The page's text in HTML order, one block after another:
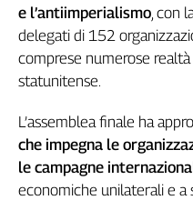
e l’antiimperialismo , con
delegati di 152
comprese numerose
statunitense.
L’assemblea finale ha
che impegna le
le campagne
economiche unilaterali e